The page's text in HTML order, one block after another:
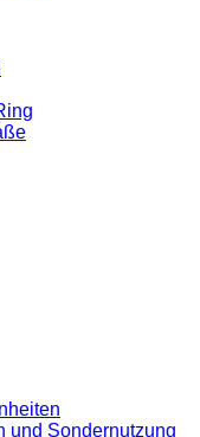
und Sondernutzung